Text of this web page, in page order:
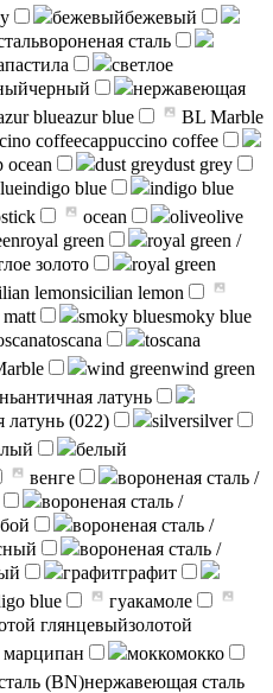
бежевыйбежевый
вороненая сталь
пастила
светлое
черный
нержавеющая
blueazur blue
BL Marble
coffeecappuccino coffee
ocean dust greydust grey
indigo blue
indigo blue
ocean oliveolive
royal green
royal green /
золото
royal green
lemonsicilian lemon
smoky bluesmoky blue
toscana
toscana
wind greenwind green
античная латунь
латунь (022) silversilver
белый
венге
вороненая сталь /
вороненая сталь /
вороненая сталь /
вороненая сталь /
графитграфит
blue
гуакамоле
глянцевыйзолотой
марципан моккомокко
(BN)нержавеющая сталь